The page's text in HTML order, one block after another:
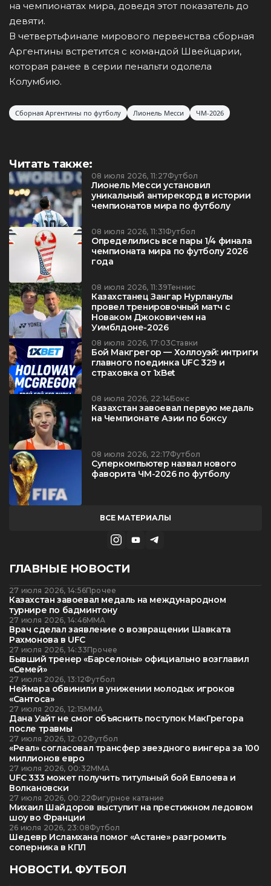
на чемпионатах мира, доведя этот показатель до
девяти.
В четвертьфинале мирового первенства сборная
Аргентины встретится с командой Швейцарии,
которая ранее в серии пенальти одолела
Колумбию.
Сборная Аргентины по футболу Лионель Месси ЧМ-2026
Читать также:
08 июля 2026, 11:27Футбол
Лионель Месси установил
уникальный антирекорд в истории
чемпионатов мира по футболу
08 июля 2026, 11:31Футбол
Определились все пары 1/4 финала
чемпионата мира по футболу 2026
года
08 июля 2026, 11:39Теннис
Казахстанец Зангар Нурланулы
провел тренировочный матч с
Новаком Джоковичем на
Уимблдоне-2026
08 июля 2026, 17:03Ставки
Бой Макгрегор — Холлоуэй: интриги
главного поединка UFC 329 и
страховка от 1xBet
08 июля 2026, 22:14Бокс
Казахстан завоевал первую медаль
на Чемпионате Азии по боксу
08 июля 2026, 22:17Футбол
Суперкомпьютер назвал нового
фаворита ЧМ-2026 по футболу
ВСЕ МАТЕРИАЛЫ
ГЛАВНЫЕ НОВОСТИ
27 июля 2026, 14:56Прочее
Казахстан завоевал медаль на международном
турнире по бадминтону
27 июля 2026, 14:46ММА
Врач сделал заявление о возвращении Шавката
Рахмонова в UFC
27 июля 2026, 14:33Прочее
Бывший тренер «Барселоны» официально возглавил
«Семей»
27 июля 2026, 13:12Футбол
Неймара обвинили в унижении молодых игроков
«Сантоса»
27 июля 2026, 12:15ММА
Дана Уайт не смог объяснить поступок МакГрегора
после травмы
27 июля 2026, 12:02Футбол
«Реал» согласовал трансфер звездного вингера за 100
миллионов евро
27 июля 2026, 00:32ММА
UFC 333 может получить титульный бой Евлоева и
Волкановски
27 июля 2026, 00:22Фигурное катание
Михаил Шайдоров выступит на престижном ледовом
шоу во Франции
26 июля 2026, 23:08Футбол
Шедевр Исламхана помог «Астане» разгромить
соперника в КПЛ
НОВОСТИ. ФУТБОЛ